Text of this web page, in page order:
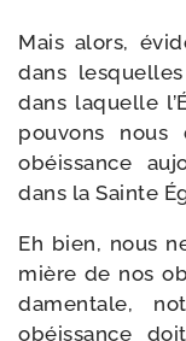
Mais alors,
dans
dans laquelle
pou­vons
obéis­sance
dans la Sainte
Eh bien, nous
mière de nos
da­men­tale,
obéis­sance